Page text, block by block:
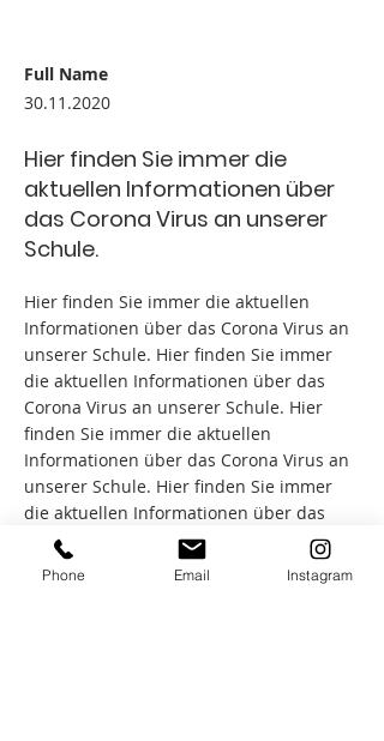
Full Name
30.11.2020
Hier finden Sie immer die
aktuellen Informationen über
das Corona Virus an unserer
Schule.
Hier finden Sie immer die aktuellen
Informationen über das Corona Virus an
unserer Schule. Hier finden Sie immer
die aktuellen Informationen über das
Corona Virus an unserer Schule. Hier
finden Sie immer die aktuellen
Informationen über das Corona Virus an
unserer Schule. Hier finden Sie immer
die aktuellen Informationen über das
Corona Virus an unserer Schule. Hier
finden Sie immer die aktuellen
Informationen über das Corona Virus an
Phone Email Instagram